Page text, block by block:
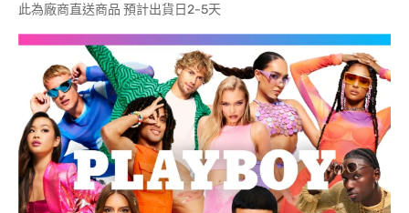
此為廠商直送商品 預計出貨日2-5天